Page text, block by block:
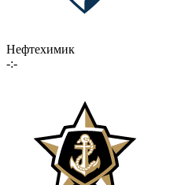
Нефтехимик
-:-